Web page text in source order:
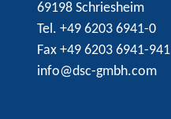
69198 Schriesheim
Tel. +49 6203 6941-0
Fax +49 6203 6941-941
info@dsc-gmbh.com